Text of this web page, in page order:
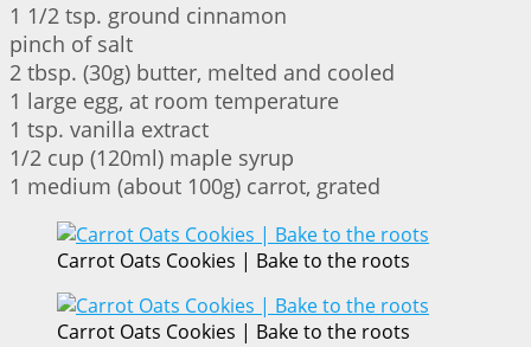
1 1/2 tsp. ground cinnamon
pinch of salt
2 tbsp. (30g) butter, melted and cooled
1 large egg, at room temperature
1 tsp. vanilla extract
1/2 cup (120ml) maple syrup
1 medium (about 100g) carrot, grated
Carrot Oats Cookies | Bake to the roots
Carrot Oats Cookies | Bake to the roots